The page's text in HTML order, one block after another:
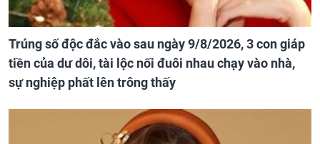
Trúng số độc đắc vào sau ngày 9/8/2026, 3 con giáp
tiền của dư dôi, tài lộc nối đuôi nhau chạy vào nhà,
sự nghiệp phất lên trông thấy